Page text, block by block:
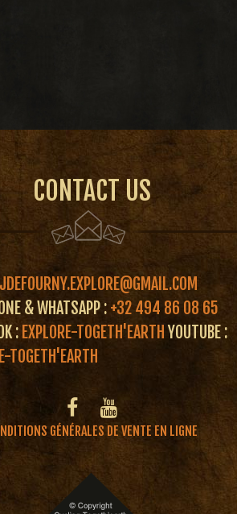
CONTACT US
JDEFOURNY.EXPLORE@GMAIL.COM
& WHATSAPP : +32 494 86 08 65
: EXPLORE-TOGETH'EARTH YOUTUBE :
TOGETH'EARTH
GÉNÉRALES DE VENTE EN LIGNE